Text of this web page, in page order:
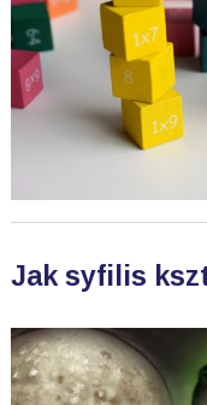
Jak syfilis